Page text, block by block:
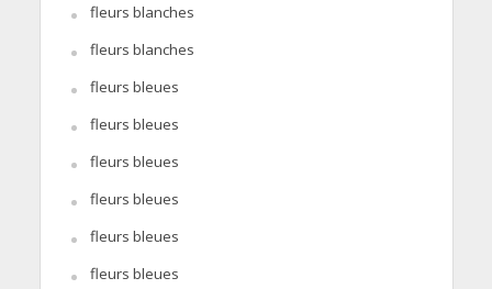
fleurs blanches
fleurs blanches
fleurs bleues
fleurs bleues
fleurs bleues
fleurs bleues
fleurs bleues
fleurs bleues